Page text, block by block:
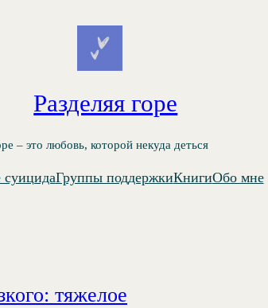
Разделяя горе
– это любовь, которой некуда деться
суицидаГруппы поддержкиКнигиОбо мне
тяжелое